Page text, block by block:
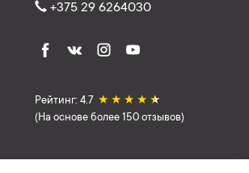
+375 29 6264030
Рейтинг: 4.7 ★ ★ ★ ★ ★
(На основе более 150 отзывов)